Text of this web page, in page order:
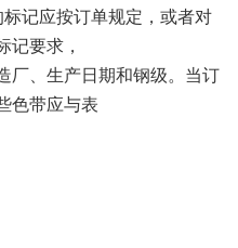
记应按订单规定，或者对
记要求，
厂、生产日期和钢级。当订
色带应与表